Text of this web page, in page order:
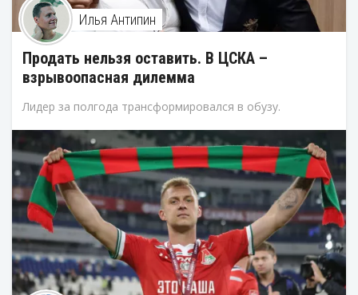
Илья Антипин
Продать нельзя оставить. В ЦСКА –
взрывоопасная дилемма
Лидер за полгода трансформировался в обузу.